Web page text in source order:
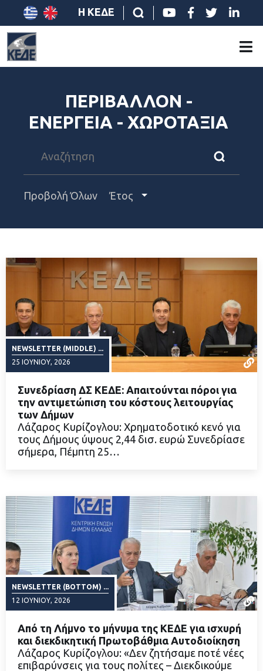
Η ΚΕΔΕ
ΠΕΡΙΒΑΛΛΟΝ -
ΕΝΕΡΓΕΙΑ - ΧΩΡΟΤΑΞΙΑ
Προβολή Όλων Έτος
NEWSLETTER (MIDDLE) ...
25 ΙΟΥΝΊΟΥ, 2026
ΔΙΑΒΑΣΤΕ ΠΕΡΙΣΣΟΤΕΡΑ
Συνεδρίαση ΔΣ ΚΕΔΕ: Απαιτούνται πόροι για
την αντιμετώπιση του κόστους λειτουργίας
των Δήμων
Λάζαρος Κυρίζογλου: Χρηματοδοτικό κενό για
τους Δήμους ύψους 2,44 δισ. ευρώ Συνεδρίασε
σήμερα, Πέμπτη 25…
NEWSLETTER (BOTTOM) ...
12 ΙΟΥΝΊΟΥ, 2026
ΔΙΑΒΑΣΤΕ ΠΕΡΙΣΣΟΤΕΡΑ
Από τη Λήμνο το μήνυμα της ΚΕΔΕ για ισχυρή
και διεκδικητική Πρωτοβάθμια Αυτοδιοίκηση
Λάζαρος Κυρίζογλου: «Δεν ζητήσαμε ποτέ νέες
επιβαρύνσεις για τους πολίτες – Διεκδικούμε